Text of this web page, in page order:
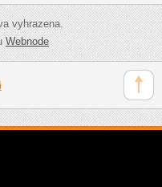
vyhrazena.
Webnode